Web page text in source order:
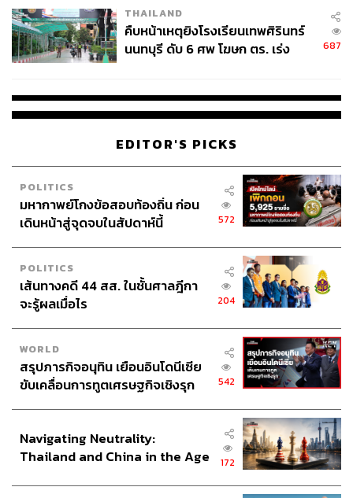
THAILAND
คืบหน้าเหตุยิงโรงเรียนเทพศิรินทร์
นนทบุรี ดับ 6 ศพ โฆษก ตร. เร่ง
687
EDITOR'S PICKS
POLITICS
มหากาพย์โกงข้อสอบท้องถิ่น ก่อน
เดินหน้าสู่จุดจบในสัปดาห์นี้
572
POLITICS
เส้นทางคดี 44 สส. ในชั้นศาลฎีกา
จะรู้ผลเมื่อไร
204
WORLD
สรุปภารกิจอนุทิน เยือนอินโดนีเซีย
ขับเคลื่อนการทูตเศรษฐกิจเชิงรุก
542
Navigating Neutrality:
Thailand and China in the Age
172